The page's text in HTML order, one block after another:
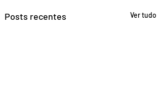
Posts recentes Ver tudo